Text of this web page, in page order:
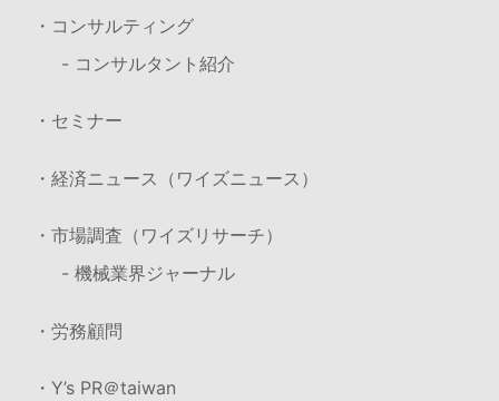
・コンサルティング
- コンサルタント紹介
・セミナー
・経済ニュース（ワイズニュース）
・市場調査（ワイズリサーチ）
- 機械業界ジャーナル
・労務顧問
・Y’s PR＠taiwan